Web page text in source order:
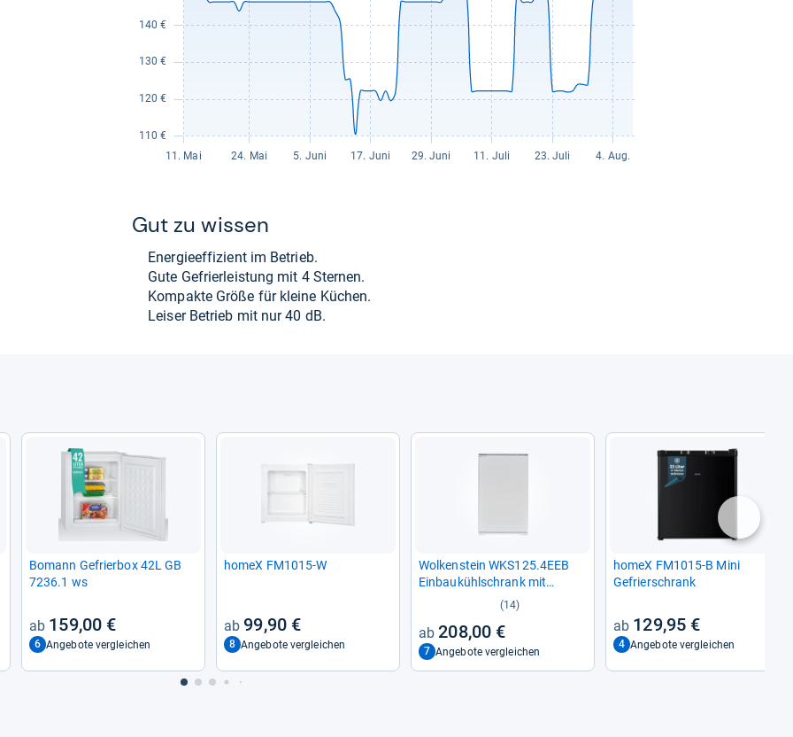
Gut zu wis­sen
Ener­gie­ef­fi­zi­ent im Betrieb.
Gute Gefrier­leis­tung mit 4 Ster­nen.
Kom­pakte Größe für kleine Küchen.
Lei­ser Betrieb mit nur 40 dB.
Bomann Gefrier­box 42L GB
7236.1 ws
159,00 €
6 Angebote vergleichen
homeX FM1015-​W
99,90 €
8 Angebote vergleichen
Wol­ken­stein WKS125.4EEB
Ein­bau­kühl­schrank mit
(14)
208,00 €
7 Angebote vergleichen
homeX FM1015-​B Mini
Gefrier­schrank
129,95 €
4 Angebote vergleichen
nächste